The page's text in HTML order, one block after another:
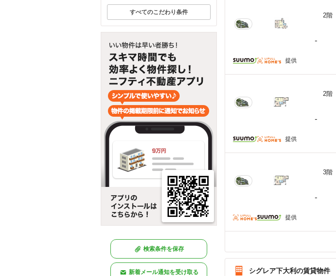
すべてのこだわり条件
検索条件を保存
新着メール通知を受け取る
2階
-
提供
2階
-
提供
3階
-
提供
シグレア下大利の賃貸物件